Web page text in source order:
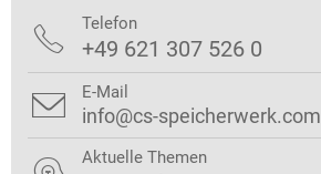
 Telefon
+49 621 307 526 0
 E-Mail
info@cs-speicherwerk.com
Aktuelle Themen